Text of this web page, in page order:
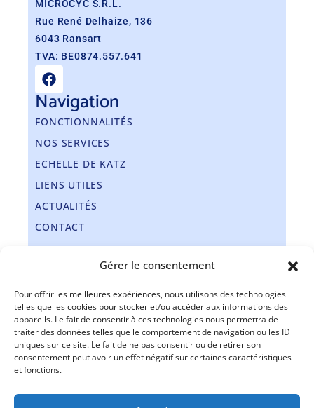
Gérer le consentement
Pour offrir les meilleures expériences, nous utilisons des technologies
telles que les cookies pour stocker et/ou accéder aux informations des
appareils. Le fait de consentir à ces technologies nous permettra de
traiter des données telles que le comportement de navigation ou les ID
uniques sur ce site. Le fait de ne pas consentir ou de retirer son
consentement peut avoir un effet négatif sur certaines caractéristiques
et fonctions.
MICROCYC S.R.L.
Rue René Delhaize, 136
6043 Ransart
TVA: BE0874.557.641
Navigation
FONCTIONNALITÉS
NOS SERVICES
ECHELLE DE KATZ
LIENS UTILES
ACTUALITÉS
CONTACT
Nos coordonnées
Téléphone :
+32 71 14 03 50
Fax :+32 71 72 79 93
Email :info@inficyc.be
Support en ligne